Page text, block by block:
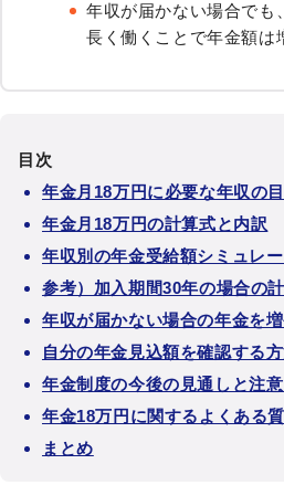
年収が届かない場合でも
長く働くことで年金額は
目次
年金月18万円に必要な年収の
年金月18万円の計算式と内訳
年収別の年金受給額シミュレ
参考）加入期間30年の場合の
年収が届かない場合の年金を
自分の年金見込額を確認する
年金制度の今後の見通しと注
年金18万円に関するよくある
まとめ